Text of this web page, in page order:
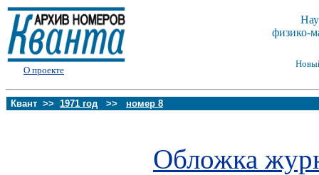
О проекте
физико-
Квант >> 1971 год >> номер 8
Обложка